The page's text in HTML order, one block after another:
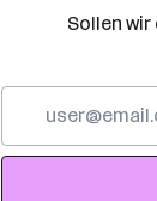
Sollen
Adresse